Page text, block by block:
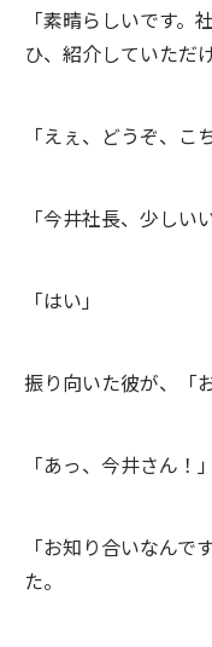
「素晴らしいです
ひ、紹介していただ
「えぇ、どうぞ、こ
「今井社長、少しい
「はい」
振り向いた彼が、「
「あっ、今井さん！
「お知り合いなん
た。